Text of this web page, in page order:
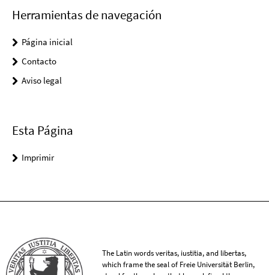
Herramientas de navegación
Página inicial
Contacto
Aviso legal
Esta Página
Imprimir
The Latin words veritas, iustitia, and libertas,
which frame the seal of Freie Universität Berlin,